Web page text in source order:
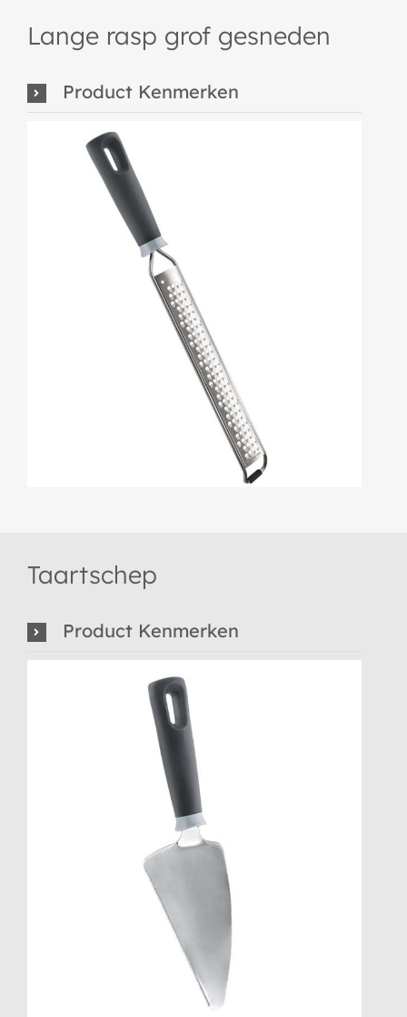
Lange rasp grof gesneden
Product Kenmerken
Taartschep
Product Kenmerken